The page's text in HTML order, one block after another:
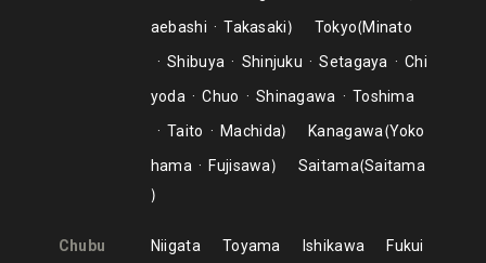
aebashi
Takasaki Tokyo Minato
Shibuya
Shinjuku Setagaya
Chi
yoda
Chuo Shinagawa
Toshima
Taito
Machida Kanagawa Yoko
hama
Fujisawa Saitama Saitama
Chubu Niigata Toyama Ishikawa
Fukui